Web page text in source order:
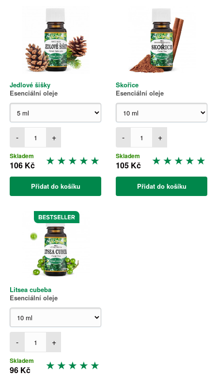
Jedlové šišky
Esenciální oleje
- +
Skladem
106 Kč
Přidat do košíku
Skořice
Esenciální oleje
- +
Skladem
105 Kč
Přidat do košíku
Litsea cubeba
Esenciální oleje
- +
Skladem
96 Kč